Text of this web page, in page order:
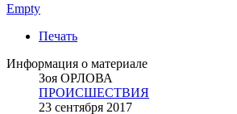
Empty
Печать
Информация о материале
Зоя ОРЛОВА
ПРОИСШЕСТВИЯ
23 сентября 2017